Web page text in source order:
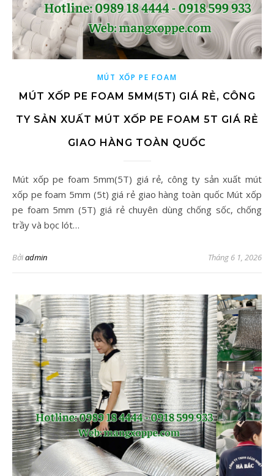
MÚT XỐP PE FOAM
MÚT XỐP PE FOAM 5MM(5T) GIÁ RẺ, CÔNG
TY SẢN XUẤT MÚT XỐP PE FOAM 5T GIÁ RẺ
GIAO HÀNG TOÀN QUỐC
Mút xốp pe foam 5mm(5T) giá rẻ, công ty sản xuất mút
xốp pe foam 5mm (5t) giá rẻ giao hàng toàn quốc Mút xốp
pe foam 5mm (5T) giá rẻ chuyên dùng chống sốc, chống
trầy và bọc lót…
Bởiadmin Tháng 6 1, 2026